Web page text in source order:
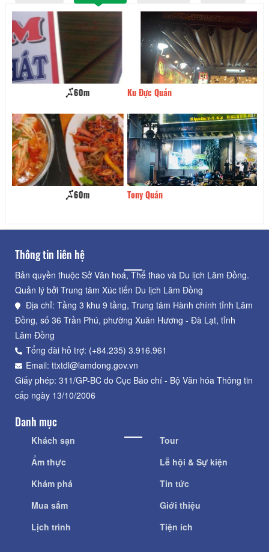
Ku Đực Quán
Thông tin liên hệ
Bản quyền thuộc Sở Văn hoá, Thể thao và Du lịch Lâm Đồng.
Quản lý bởi Trung tâm Xúc tiến Du lịch Lâm Đồng
Địa chỉ: Tầng 3 khu 9 tầng, Trung tâm Hành chính tỉnh Lâm
Đồng, số 36 Trần Phú, phường Xuân Hương - Đà Lạt, tỉnh
Lâm Đồng
Tổng đài hỗ trợ: (+84.235) 3.916.961
Email: ttxtdl@lamdong.gov.vn
Giấy phép: 311/GP-BC do Cục Báo chí - Bộ Văn hóa Thông tin
cấp ngày 13/10/2006
Danh mục
Khách sạn
Ẩm thực
Khám phá
Mua sắm
Lịch trình
Tour
Lễ hội & Sự kiện
Tin tức
Giới thiệu
Tiện ích